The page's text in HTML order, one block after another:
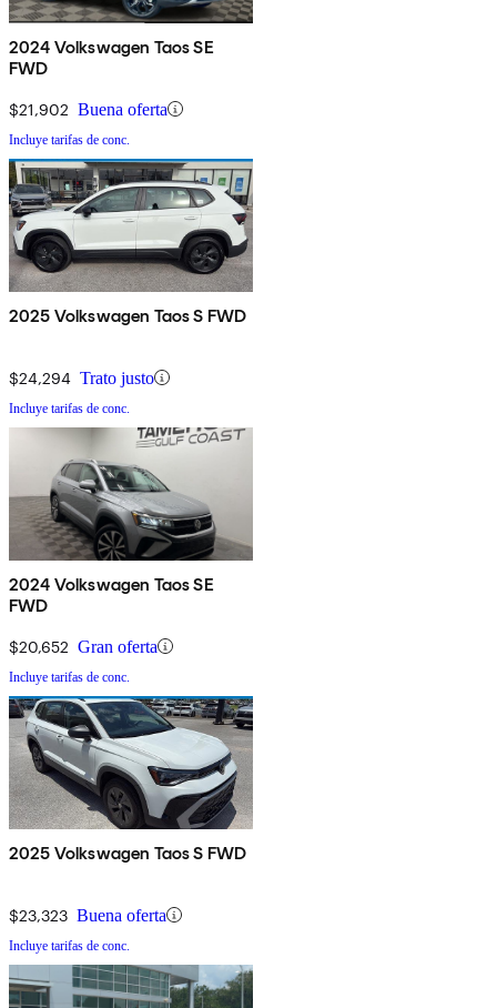
2024 Volkswagen Taos SE
FWD
$21,902 Buena oferta
Incluye tarifas de conc.
2025 Volkswagen Taos S FWD
$24,294 Trato justo
Incluye tarifas de conc.
2024 Volkswagen Taos SE
FWD
$20,652 Gran oferta
Incluye tarifas de conc.
2025 Volkswagen Taos S FWD
$23,323 Buena oferta
Incluye tarifas de conc.